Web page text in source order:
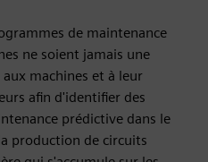
de maintenance
ne soient jamais une
machines et à leur
afin d'identifier des
prédictive dans le
production de circuits